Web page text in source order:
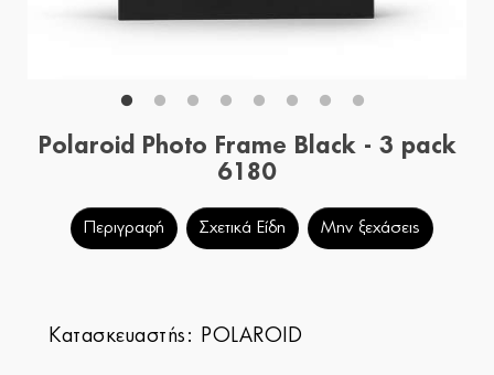
Polaroid Photo Frame Black - 3 pack
6180
Περιγραφή Σχετικά Είδη Μην ξεχάσεις
Κατασκευαστής: POLAROID